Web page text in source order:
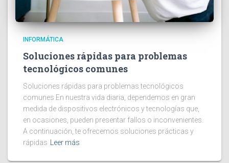
INFORMÁTICA
Soluciones rápidas para problemas
tecnológicos comunes
Soluciones rápidas para problemas tecnológicos
comunes En nuestra vida diaria, dependemos en gran
medida de dispositivos electrónicos y tecnologías que,
en ocasiones, pueden presentar fallos o inconvenientes.
A continuación, te ofrecemos soluciones prácticas y
rápidas Leer más